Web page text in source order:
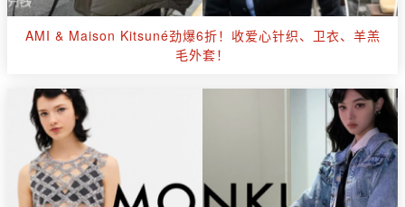
AMI & Maison Kitsuné劲爆6折！收爱心针织、卫衣、羊羔
毛外套！